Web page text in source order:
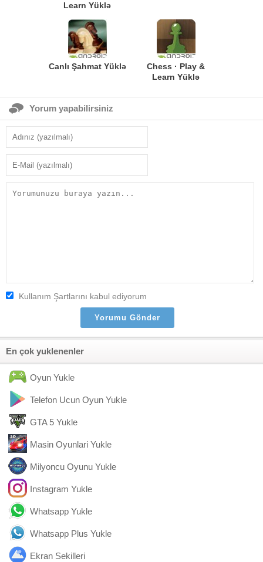
Learn Yüklə
Canlı Şahmat Yüklə
Chess · Play &
Learn Yüklə
Yorum yapabilirsiniz
Kullanım Şartlarını kabul ediyorum
En çok yuklenenler
Oyun Yukle
Telefon Ucun Oyun Yukle
GTA 5 Yukle
Masin Oyunlari Yukle
Milyoncu Oyunu Yukle
Instagram Yukle
Whatsapp Yukle
Whatsapp Plus Yukle
Ekran Sekilleri